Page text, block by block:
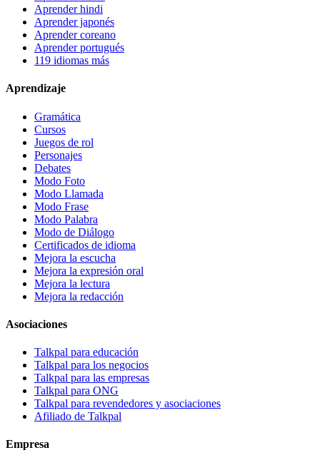
Aprender hindi
Aprender japonés
Aprender coreano
Aprender portugués
119 idiomas más
Aprendizaje
Gramática
Cursos
Juegos de rol
Personajes
Debates
Modo Foto
Modo Llamada
Modo Frase
Modo Palabra
Modo de Diálogo
Certificados de idioma
Mejora la escucha
Mejora la expresión oral
Mejora la lectura
Mejora la redacción
Asociaciones
Talkpal para educación
Talkpal para los negocios
Talkpal para las empresas
Talkpal para ONG
Talkpal para revendedores y asociaciones
Afiliado de Talkpal
Empresa